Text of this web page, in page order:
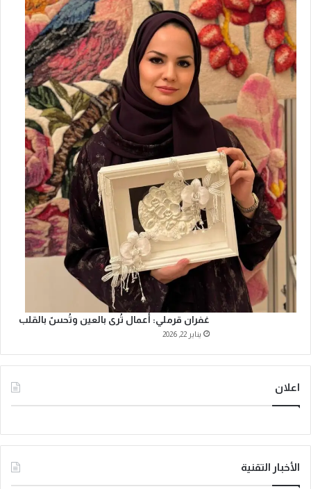
غفران قرملي: أعمال تُرى بالعين وتُحسّ بالقلب
يناير 22, 2026
اعلان
الأخبار التقنية